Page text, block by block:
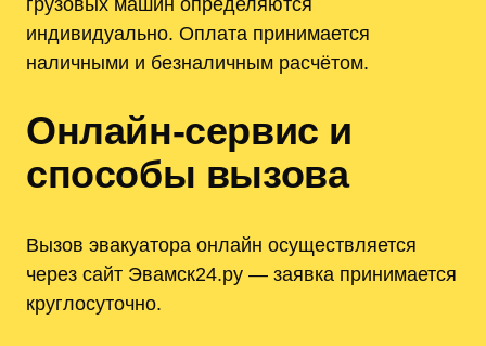
индивидуально. Оплата принимается
наличными и безналичным расчётом.
Онлайн-сервис и
способы вызова
Вызов эвакуатора онлайн осуществляется
через сайт Эвамск24.ру — заявка принимается
круглосуточно.